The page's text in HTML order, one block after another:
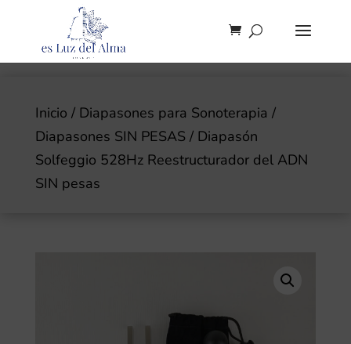
Inicio / Diapasones para Sonoterapia /
Diapasones SIN PESAS / Diapasón
Solfeggio 528Hz Reestructurador del ADN
SIN pesas